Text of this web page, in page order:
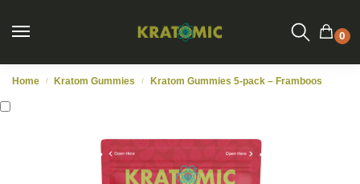
0
Home / Kratom Gummies / Kratom Gummies 5-pack – Framboos